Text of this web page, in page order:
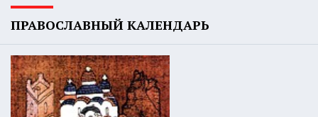
ПРАВОСЛАВНЫЙ КАЛЕНДАРЬ